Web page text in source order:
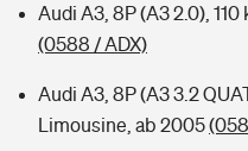
Audi A3, 8P (A3 2.0),
(0588 / ADX)
Audi A3, 8P (A3 3.2
Limousine, ab 2005